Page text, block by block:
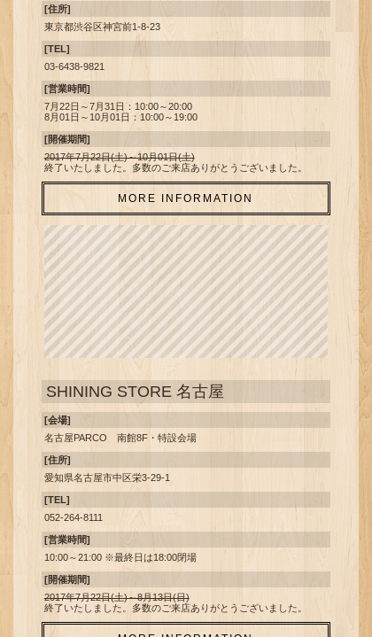
SHOPGUIDE
横浜・アニメイト大阪日本橋 販売商品・物販特典・展示情報公開！
2017.12.04
『TOPICS』｢PRINCE CAT IMAGE FROZEN BAR｣の2次通販が決
定！
2017.12.01
SHOPGUIDE』SHINING STORE in アニメイト広島・アニメイト
京都 販売商品・物販特典・展示情報公開！
2017.11.06
SHOPGUIDE』SHINING STORE in アニメイト小倉・アニメイト
『SHOPGUIDE』SHINING STORE in アニメイト小倉・アニメイト
宇都宮・アニメイト豊橋 販売商品・物販特典公開！
2017.10.02
SHOPGUIDE』SHINING STORE in アニメイト高崎・アニメイト
静岡・アニメイト姫路 販売商品・物販特典・展示情報公開！
2017.10.01
うたの☆プリンスさまっ♪SHINING STOREは本年の営業を終了いた
しました
2017.09.28
2017.09.15
『TOPICS』マスコットキャラクターズの「おんぷくん、ピヨちゃ
ん、ペンギン」がSHINING STORE原宿にやってきます♪
SHOPGUIDE 』SHINING STORE 原宿 9月21日（木）～24（日）
のご入場方法について
2017.09.11
『TOPICS』『うたの☆プリンスさまっ♪ 7th Special Anniversary』
グッズの販売が決定
2017.08.25
『ITEM』商品情報 第7弾公開！
『SHOPGUIDE』SHINING STORE 大阪 「8月22日（火）～29日
（火）のご入場方法について」を更新いたしました
2017.08.18
[住所]
東京都渋谷区神宮前1-8-23
[TEL]
03-6438-9821
[営業時間]
7月22日～7月31日：10:00～20:00
8月01日～10月01日：10:00～19:00
[開催期間]
2017年7月22日(土)～10月01日(土)
終了いたしました。多数のご来店ありがとうございました。
MORE INFORMATION
SHINING STORE 名古屋
[会場]
名古屋PARCO 南館8F・特設会場
[住所]
愛知県名古屋市中区栄3-29-1
[TEL]
052-264-8111
[営業時間]
10:00～21:00 ※最終日は18:00閉場
[開催期間]
2017年7月22日(土)～8月13日(日)
終了いたしました。多数のご来店ありがとうございました。